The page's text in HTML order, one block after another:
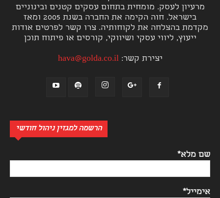
מרעיון לעסק. מומחית בתחום עסקים קטנים ובינוניים
בישראל. חוה הקימה את החברה בשנת 2005 ומאז
מקדמת בהצלחה את לקוחותיה. צרו קשר לפרטים אודות
ייעוץ, ליווי עסקי ושיווקי, קורסים או פיתוח תוכן
יצירת קשר:hava@golda.co.il
הרשמה למגזין ניהול חודשי
שם מלא*
אימייל*